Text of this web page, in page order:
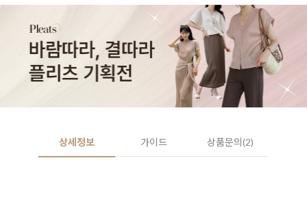
상세정보 가이드 상품문의(2)